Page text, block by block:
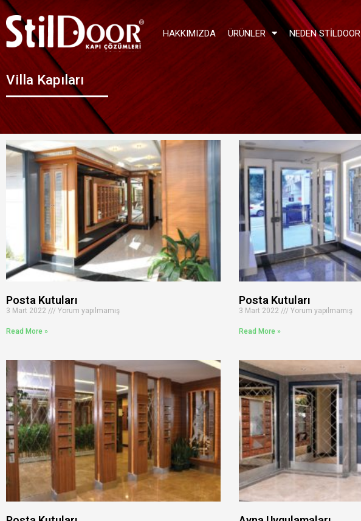
HAKKIMIZDA ÜRÜNLER NEDEN STILDOOR
Villa Kapıları
Posta Kutuları
3 Mart 2022 Yorum yapılmamış
Read More »
Posta Kutuları
3 Mart 2022 Yorum yapılmamış
Read More »